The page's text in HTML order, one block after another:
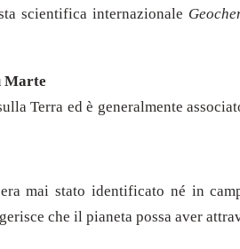
scientifica internazionale
Marte
Terra ed è generalmente
mai stato identificato né in
che il pianeta possa aver